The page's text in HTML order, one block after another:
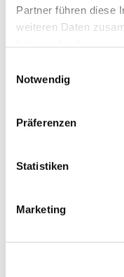
Partner führen diese
weiteren Daten
Notwendig
Präferenzen
Statistiken
Marketing
Kontakt: Irmgard